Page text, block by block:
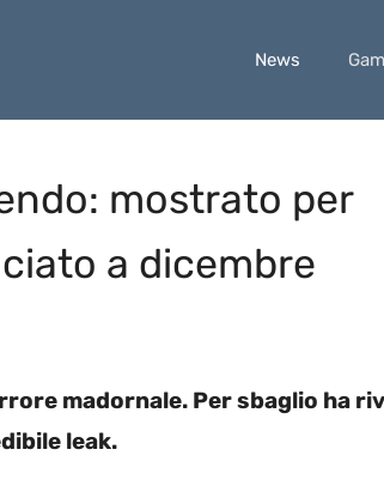
News
mostrato per
a dicembre
madornale. Per sbaglio ha
leak.